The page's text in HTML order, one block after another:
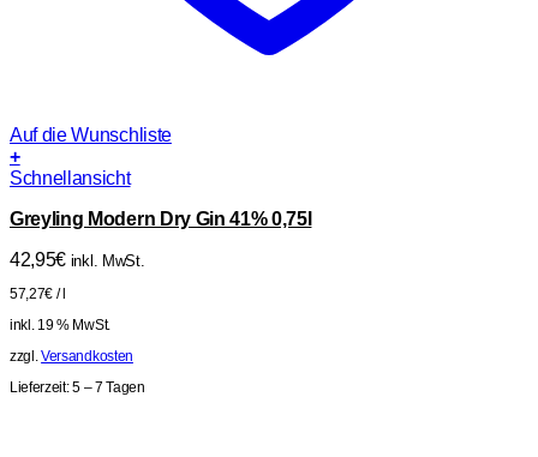
Auf die Wunschliste
+
Schnellansicht
Greyling Modern Dry Gin 41% 0,75l
42,95€ inkl. MwSt.
57,27€ /
inkl. 19 % MwSt.
zzgl.Versandkosten
Lieferzeit:5 – 7 Tagen